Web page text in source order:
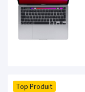
Top Produit